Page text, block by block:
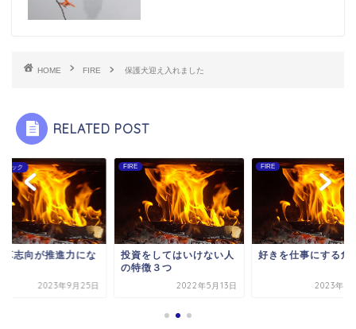
HOME FIRE 保護犬迎え入れました
RELATED POST
をしてはいけない人
2022年5月13日
FIRE
好きを仕事にする危険性
2023年10月9日
ライフハック
引き算志向が推進力
2023年9